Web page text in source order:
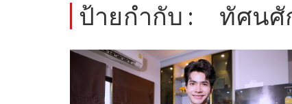
ป้ายกำกับ : ทัศนศั